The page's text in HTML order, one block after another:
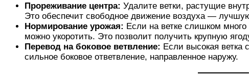
Прореживание центра: Удалите ветки, растущие
Это обеспечит свободное движение воздуха —
Нормирование урожая: Если на ветке слишком
можно укоротить. Это позволит получить крупную
Перевод на боковое ветвление: Если высокая ветка
сильное боковое ответвление, направленное наружу.